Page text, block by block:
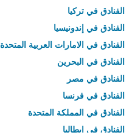
الفنادق في تركيا
الفنادق في إندونيسيا
الفنادق في الامارات العربية المتحدة
الفنادق في البحرين
الفنادق في مصر
الفنادق في فرنسا
الفنادق في المملكة المتحدة
الفنادق في إيطاليا